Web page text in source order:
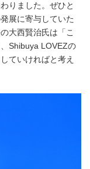
りました。ぜひと
展に寄与していた
大西賢治氏は「こ
Shibuya LOVEZの
ていければと考え